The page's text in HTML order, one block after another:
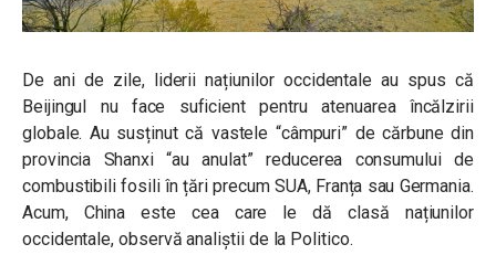
De ani de zile, liderii națiunilor occidentale au spus că
Beijingul nu face suficient pentru atenuarea încălzirii
globale. Au susținut că vastele “câmpuri” de cărbune din
provincia Shanxi “au anulat” reducerea consumului de
combustibili fosili în țări precum SUA, Franța sau Germania.
Acum, China este cea care le dă clasă națiunilor
occidentale, observă analiștii de la Politico.